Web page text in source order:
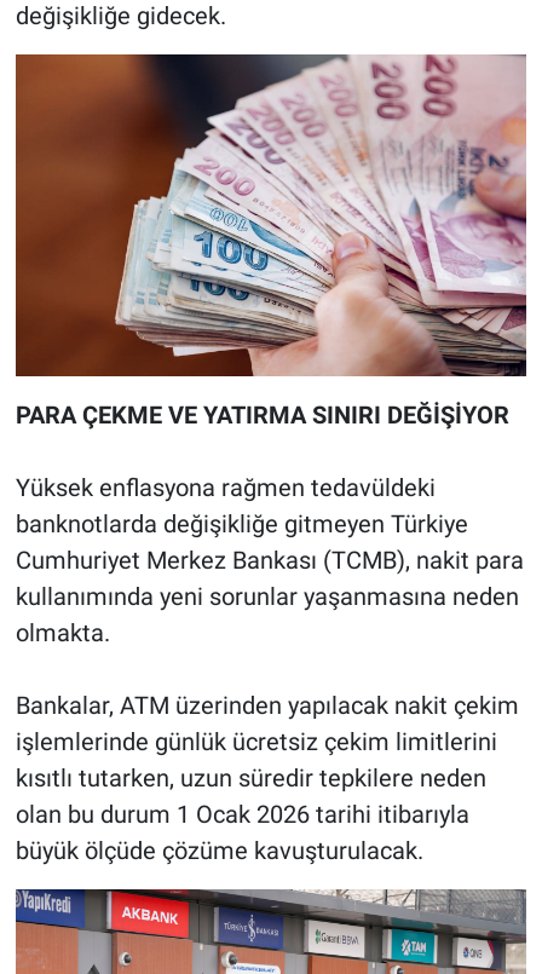
değişikliğe gidecek.
PARA ÇEKME VE YATIRMA SINIRI DEĞİŞİYOR
Yüksek enflasyona rağmen tedavüldeki
banknotlarda değişikliğe gitmeyen Türkiye
Cumhuriyet Merkez Bankası (TCMB), nakit para
kullanımında yeni sorunlar yaşanmasına neden
olmakta.
Bankalar, ATM üzerinden yapılacak nakit çekim
işlemlerinde günlük ücretsiz çekim limitlerini
kısıtlı tutarken, uzun süredir tepkilere neden
olan bu durum 1 Ocak 2026 tarihi itibarıyla
büyük ölçüde çözüme kavuşturulacak.